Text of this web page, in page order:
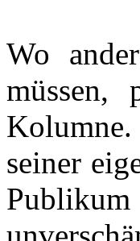
Wo
müssen,
Kolumne.
seiner